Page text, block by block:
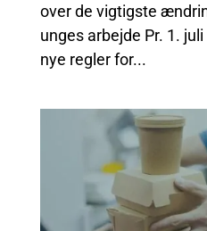
over de vigtigste
unges arbejde Pr. 1.
nye regler for...